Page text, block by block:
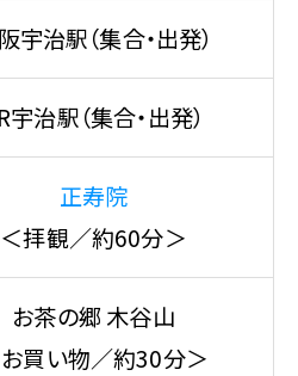
宇治駅（集合・出発）
宇治駅（集合・出発）
正寿院
＜拝観／約60分＞
お茶の郷 木谷山
買い物／約30分＞